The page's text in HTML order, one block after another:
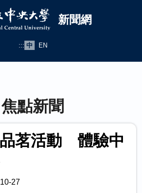
新聞網
新聞網
::: 中 EN
焦點新聞
茗活動 體驗中
27